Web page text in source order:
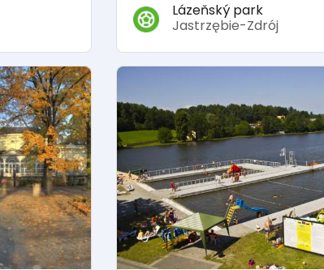
Lázeňský park
Jastrzębie-Zdrój